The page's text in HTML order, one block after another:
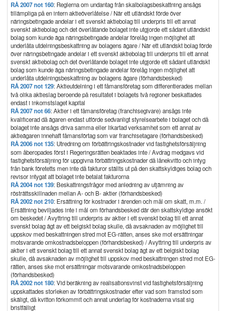
RÅ 2007 not 160: Reglerna om undantag från skalbolagsbeskattning ansågs
tillämpliga på en intern aktieöverlåtelse / När ett utländskt förde över
näringsbetingade andelar i ett svenskt aktiebolag till underpris till ett annat
svenskt aktiebolag och det överlåtande bolaget inte utgjorde ett sådant utländskt
bolag som kunde äga näringsbetingade andelar förelåg ingen möjlighet att
underlåta utdelningsbeskattning av bolagens ägare / När ett utländskt bolag förde
över näringsbetingade andelar i ett svenskt aktiebolag till underpris till ett annat
svenskt aktiebolag och det överlåtande bolaget inte utgjorde ett sådant utländskt
bolag som kunde äga näringsbetingade andelar förelåg ingen möjlighet att
underlåta utdelningsbeskattning av bolagens ägare (förhandsbesked)
RÅ 2007 not 129: Aktieutdelning i ett fåmansföretag som differentierades mellan
två olika aktieslag beroende på resultatet i bolagets två regioner beskattades
endast i inkomstslaget kapital
RÅ 2007 not 66: Aktier i ett fåmansföretag (franchisegivare) ansågs inte
kvalificerad då ägaren endast utförde sedvanligt styrelsearbete i bolaget och då
bolaget inte ansågs driva samma eller likartad verksamhet som ett annat av
aktieägaren innehaft fåmansförtag som var franchisetagare (förhandsbesked)
RÅ 2006 not 135: Utredning om förbättringskostnader vid fastighetsförsäljning
som åberopades först i Regeringsrätten beaktades inte / Avdrag medgavs vid
fastighetsförsäljning för uppgivna förbättringskostnader då lånekvitto och intyg
från bank företetts men inte då fakturor ställts ut på den skattskyldiges bolag och
revisor intygat att bolaget inte betalat fakturorna
RÅ 2004 not 139: Beskattningsfrågor med anledning av utjämning av
rösträttsskillnaden mellan A- och B- aktier (förhandsbesked)
RÅ 2002 not 210: Ersättning för kostnader i ärenden och mål om skatt, m.m. /
Ersättning beviljades inte i mål om förhandsbesked där den skattskyldige ansökt
om beskedet / Avyttring till underpris av aktier i ett svenskt bolag till ett annat
svenskt bolag ägt av ett belgiskt bolag skulle, då avsaknaden av möjlighet till
uppskov med beskattningen stred mot EG-rätten, anses ske mot ersättningar
motsvarande omkostnadsbeloppen (förhandsbesked) / Avyttring till underpris av
aktier i ett svenskt bolag till ett annat svenskt bolag ägt av ett belgiskt bolag
skulle, då avsaknaden av möjlighet till uppskov med beskattningen stred mot EG-
rätten, anses ske mot ersättningar motsvarande omkostnadsbeloppen
(förhandsbesked)
RÅ 2002 not 180: Vid beräkning av realisationsvinst vid fastighetsförsäljning
uppskattades storleken av förbättringskostnader efter vad som framstod som
skäligt, då kvitton förkommit och annat underlag för kostnaderna visat sig
bristfälligt